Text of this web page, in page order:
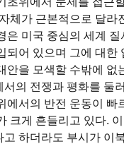
체가 근본적으로 달라
은 미국 중심의 세계 질
되어 있으며 그에 대한
안을 모색할 수밖에 없
서의 전쟁과 평화를 둘
에서의 반전 운동이 빠
크게 흔들리고 있다. 이
고 하더라도 부시가 이